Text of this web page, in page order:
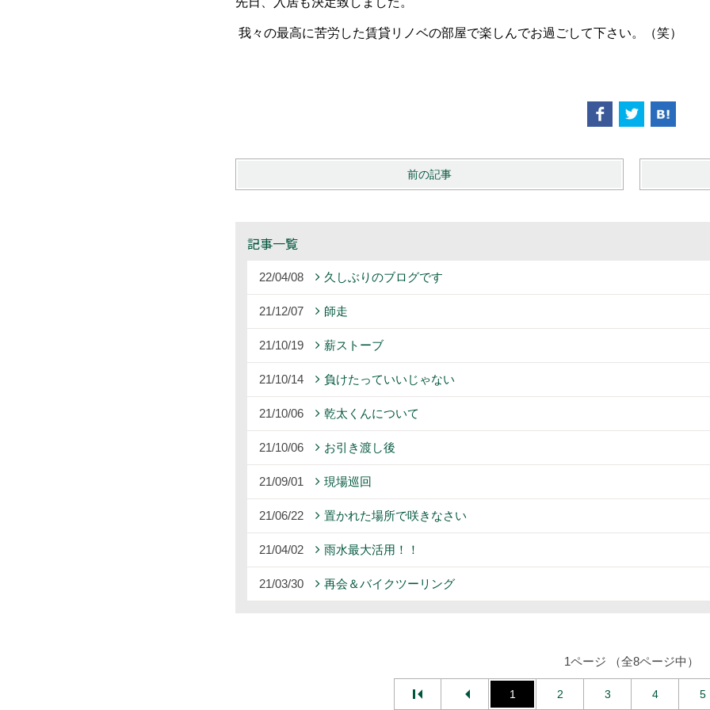
我々の最高に苦労した賃貸リノベの部屋で楽しんでお過ごして下さい。（笑）
前の記事
記事一覧
22/04/08 久しぶりのブログです
21/12/07 師走
21/10/19 薪ストーブ
21/10/14 負けたっていいじゃない
21/10/06 乾太くんについて
21/10/06 お引き渡し後
21/09/01 現場巡回
21/06/22 置かれた場所で咲きなさい
21/04/02 雨水最大活用！！
21/03/30 再会＆バイクツーリング
1ページ （全8ページ中）
1 2 3 4 5